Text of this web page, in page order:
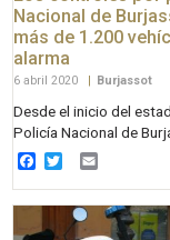
Nacional de
más de 1.200
alarma
6 abril 2020 Burjassot
Desde el inicio del
Policía Nacional de
Facebook
Twitter